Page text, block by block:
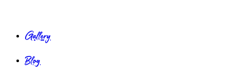
Gallery
Blog